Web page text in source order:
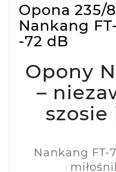
Opona 235/
Nankang
-72 dB
Opony
–
Nankang FT-